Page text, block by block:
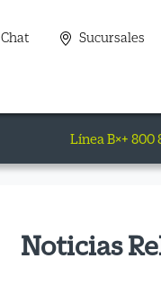
Chat Sucursales
Línea B×+ 800
Noticias